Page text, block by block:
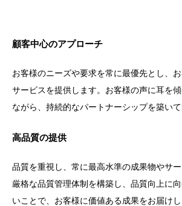
顧客中心のアプローチ
お客様のニーズや要求を常に最優先とし、
サービスを提供します。お客様の声に耳を
ながら、持続的なパートナーシップを築いて
高品質の提供
品質を重視し、常に最高水準の成果物やサー
厳格な品質管理体制を構築し、品質向上に
いことで、お客様に価値ある成果をお届けし